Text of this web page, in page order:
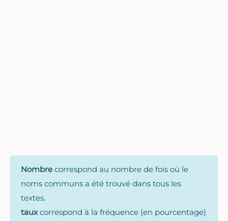
Nombre correspond au nombre de fois où le
noms communs a été trouvé dans tous les
textes.
tauxcorrespond à la fréquence (en pourcentage)